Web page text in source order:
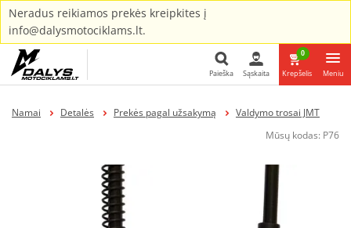
Neradus reikiamos prekės kreipkites į
info@dalysmotociklams.lt.
Paieška
Paieška Sąskaita
0
Krepšelis Meniu
Namai Detalės Prekės pagal užsakymą
Valdymo trosai JMT
Mūsų kodas: P76